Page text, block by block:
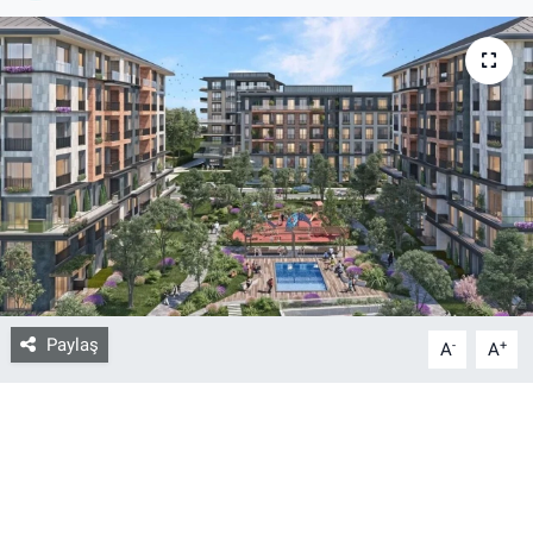
Paylaş A- A+
MANŞET
RESMİ İLANLAR
İLAN
Bize ulaşın
İletişim/Künye
Yaşam